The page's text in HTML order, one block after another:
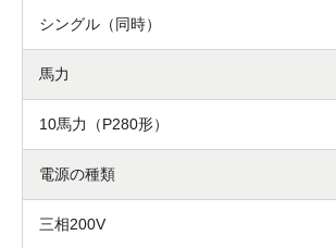
シングル（同時）
馬力
10馬力（P280形）
電源の種類
三相200V